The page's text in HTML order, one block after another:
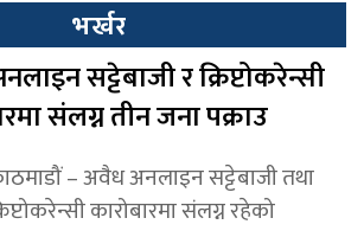
भर्खर
सट्टेबाजी र क्रिप्टोकरेन्सी
संलग्न तीन जना पक्राउ
– अवैध अनलाइन सट्टेबाजी तथा
कारोबारमा संलग्न रहेको